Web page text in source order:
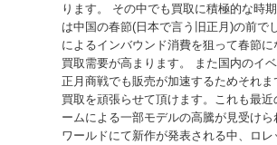
ります。 その中でも買取に積極的な時
は中国の春節(日本で言う旧正月)の前で
によるインバウンド消費を狙って春節
買取需要が高まります。 また国内のイ
正月商戦でも販売が加速するためそれま
買取を頑張らせて頂けます。これも最
ームによる一部モデルの高騰が見受け
ワールドにて新作が発表される中、ロ